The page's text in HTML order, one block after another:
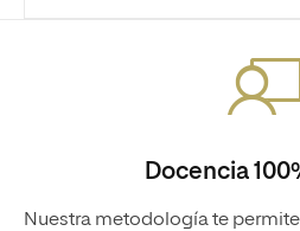
Docencia
Nuestra metodología te